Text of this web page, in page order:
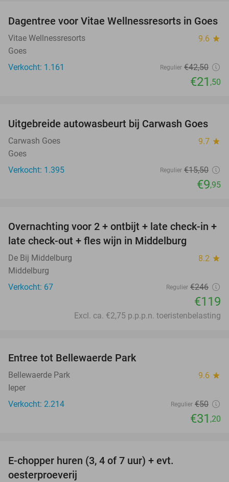
49%
Dagentree voor Vitae Wellnessresorts in Goes
Vitae Wellnessresorts 9.6 star
Goes
Verkocht: 1.161
Regulier €42,50
€21 ,50
36%
Uitgebreide autowasbeurt bij Carwash Goes
Carwash Goes 9.7 star
Goes
Verkocht: 1.395
Regulier €15,50
€9,95
52%
Overnachting voor 2 + ontbijt + late check-in +
late check-out + fles wijn in Middelburg
De Bij Middelburg 8.2 star
Middelburg
Verkocht: 67
Regulier €246
€119
Excl. ca. €2,75 p.p.p.n. toeristenbelasting
Entree tot Bellewaerde Park
Bellewaerde Park 9.6 star
Ieper
Verkocht: 2.214
Regulier €50
€31 ,20
E-chopper huren (3, 4 of 7 uur) + evt.
oesterproeverij